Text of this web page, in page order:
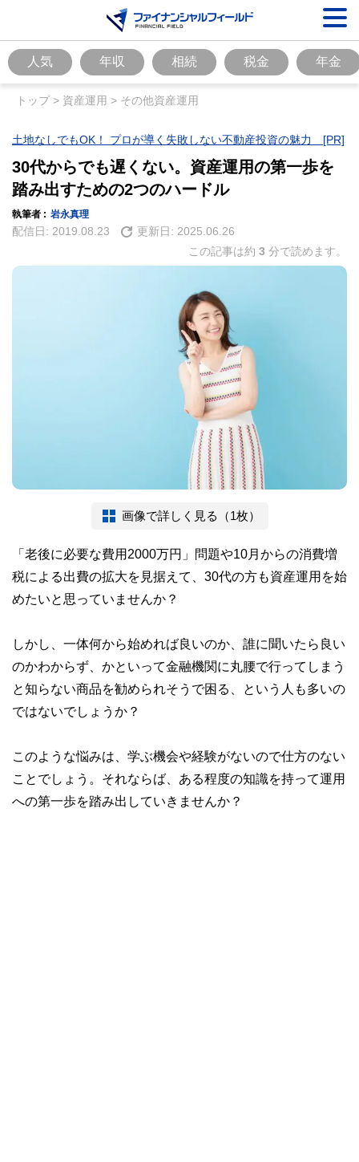
人気 年収 相続 税金 年金
トップ> 資産運用 > その他資産運用
土地なしでもOK！ プロが導く失敗しない不動産投資の魅力 [PR]
30代からでも遅くない。資産運用の第一歩を
踏み出すための2つのハードル
執筆者 : 岩永真理
配信日: 2019.08.23 更新日: 2025.06.26
この記事は約 3 分で読めます。
画像で詳しく見る（1枚）
「老後に必要な費用2000万円」問題や10月からの消費増
税による出費の拡大を見据えて、30代の方も資産運用を始
めたいと思っていませんか？
しかし、一体何から始めれば良いのか、誰に聞いたら良い
のかわからず、かといって金融機関に丸腰で行ってしまう
と知らない商品を勧められそうで困る、という人も多いの
ではないでしょうか？
このような悩みは、学ぶ機会や経験がないので仕方のない
ことでしょう。それならば、ある程度の知識を持って運用
への第一歩を踏み出していきませんか？